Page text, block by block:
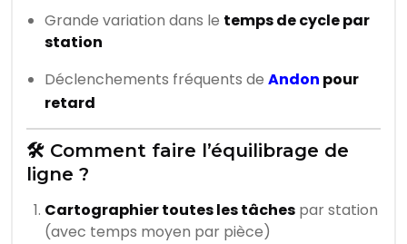
Grande variation dans le temps de cycle par
station
Déclenchements fréquents de Andon pour
retard
🛠️ Comment faire l’équilibrage de
ligne ?
Cartographier toutes les tâches par station
(avec temps moyen par pièce)